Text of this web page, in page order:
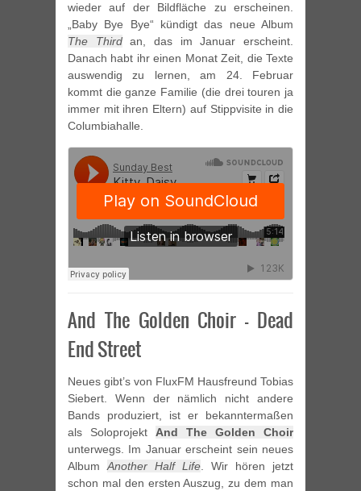
wieder auf der Bildfläche zu erscheinen.
„Baby Bye Bye“ kündigt das neue Album
The Thirdan, das im Januar erscheint.
Danach habt ihr einen Monat Zeit, die Texte
auswendig zu lernen, am 24. Februar
kommt die ganze Familie (die drei touren ja
immer mit ihren Eltern) auf Stippvisite in die
Columbiahalle.
And The Golden Choir – Dead
End Street
Neues gibt’s von FluxFM Hausfreund Tobias
Siebert. Wenn der nämlich nicht andere
Bands produziert, ist er bekanntermaßen
als Soloprojekt And The Golden Choir
unterwegs. Im Januar erscheint sein neues
AlbumAnother Half Life. Wir hören jetzt
schon mal den ersten Auszug, zu dem man